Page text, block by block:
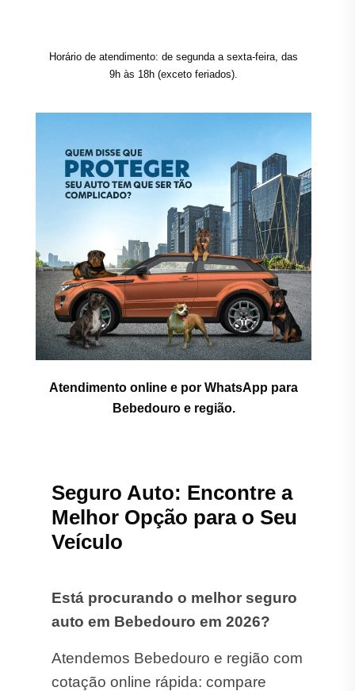
Horário de atendimento: de segunda a sexta-feira, das
9h às 18h (exceto feriados).
Atendimento online e por WhatsApp para
Bebedouro e região.
Seguro Auto: Encontre a
Melhor Opção para o Seu
Veículo
Está procurando o melhor seguro
auto em Bebedouro em 2026?
Atendemos Bebedouro e região com
cotação online rápida: compare